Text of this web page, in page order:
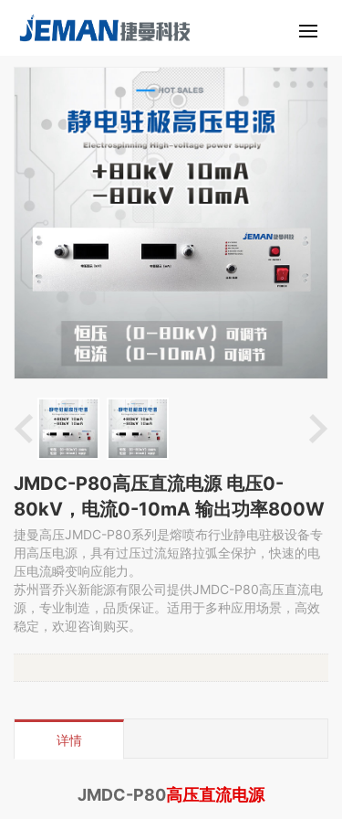
JMDC-P80高压直流电源 电压0-
80kV，电流0-10mA 输出功率800W
捷曼高压JMDC-P80系列是熔喷布行业静电驻极设备专
用高压电源，具有过压过流短路拉弧全保护，快速的电
压电流瞬变响应能力。
苏州晋乔兴新能源有限公司提供JMDC-P80高压直流电
源，专业制造，品质保证。适用于多种应用场景，高效
稳定，欢迎咨询购买。
详情
JMDC-P80高压直流电源